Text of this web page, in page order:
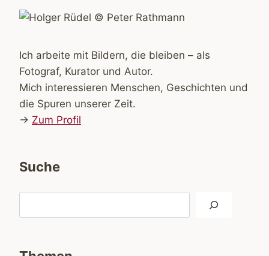
Ich arbeite mit Bildern, die bleiben – als
Fotograf, Kurator und Autor.
Mich interessieren Menschen, Geschichten und
die Spuren unserer Zeit.
→ Zum Profil
Suche